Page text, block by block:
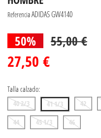
ReferenciaADIDAS GW4140
50% 55,00 €
27,50 €
Talla calzado:
40 2/3 41 1/3 42
44
45 1/3 46